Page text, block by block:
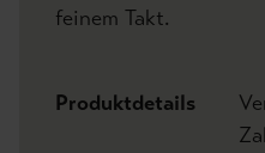
feinem Takt.
Produktdetails